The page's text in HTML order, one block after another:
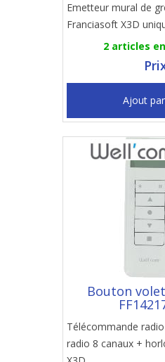
Emetteur mural de
Franciasoft X3D
2 articles
Ajout
Bouton
Télécommande
radio 8 canaux +